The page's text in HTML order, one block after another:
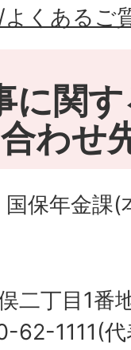
くあるご
に関
合わせ
保年金課(
二丁目1番
62-1111(